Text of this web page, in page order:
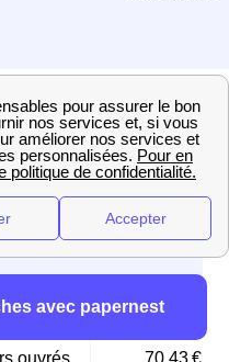
en service du
GRDF)
Prix en € TTC
avec papernest